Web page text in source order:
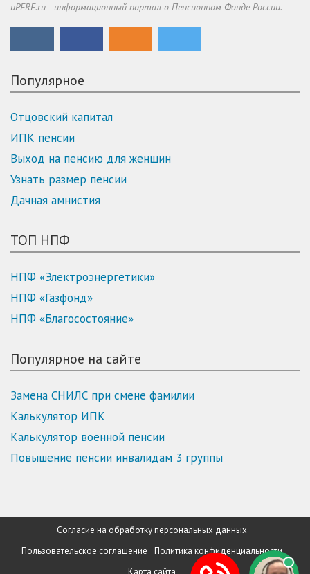
uPFRF.ru - информационный портал о Пенсионном Фонде России.
Популярное
Отцовский капитал
ИПК пенсии
Выход на пенсию для женщин
Узнать размер пенсии
Дачная амнистия
ТОП НПФ
НПФ «Электроэнергетики»
НПФ «Газфонд»
НПФ «Благосостояние»
Популярное на сайте
Замена СНИЛС при смене фамилии
Калькулятор ИПК
Калькулятор военной пенсии
Повышение пенсии инвалидам 3 группы
Согласие на обработку персональных данных
Пользовательское соглашение
Политика конфиденциальности
Карта сайта